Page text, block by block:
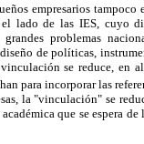
empresarios
el lado de las IES, cuyo
problemas
de políticas,
se reduce, en
para incorporar las
la "vinculación" se
que se espera